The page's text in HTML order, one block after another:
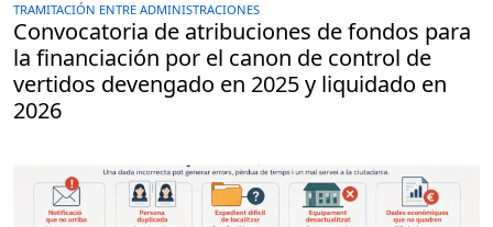
TRAMITACIÓN ENTRE ADMINISTRACIONES
Convocatoria de atribuciones de fondos para
la financiación por el canon de control de
vertidos devengado en 2025 y liquidado en
2026